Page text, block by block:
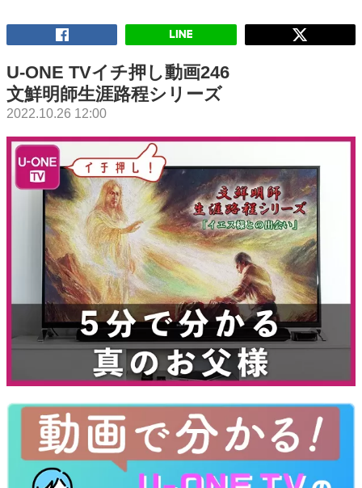
U-ONE TVイチ押し動画246
文鮮明師生涯路程シリーズ
2022.10.26 12:00